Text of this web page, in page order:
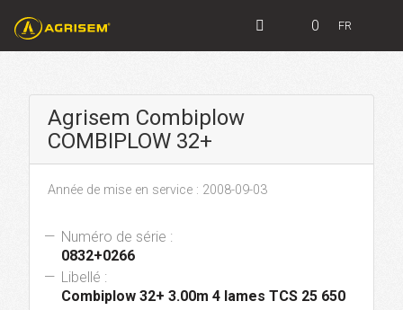
0 FR
Agrisem Combiplow
COMBIPLOW 32+
Année de mise en service : 2008-09-03
Numéro de série :
0832+0266
Libellé :
Combiplow 32+ 3.00m 4 lames TCS 25 650